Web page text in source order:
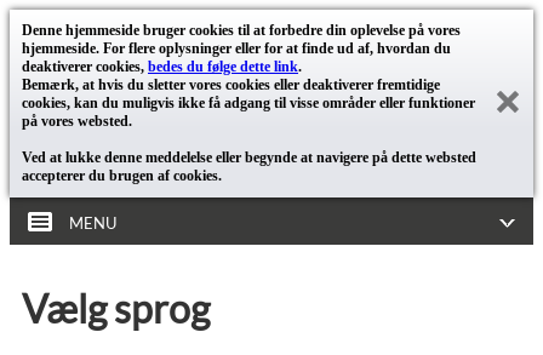
Denne hjemmeside bruger cookies til at forbedre din oplevelse på vores
hjemmeside. For flere oplysninger eller for at finde ud af, hvordan du
deaktiverer cookies, bedes du følge dette link.
Bemærk, at hvis du sletter vores cookies eller deaktiverer fremtidige
cookies, kan du muligvis ikke få adgang til visse områder eller funktioner
på vores websted.
Ved at lukke denne meddelelse eller begynde at navigere på dette websted
accepterer du brugen af cookies.
MENU
Vælg sprog